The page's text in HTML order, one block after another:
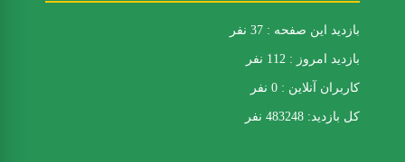
بازدید این صفحه : 37 نفر
بازدید امروز : 112 نفر
کاربران آنلاین : 0 نفر
کل بازدید: 483248 نفر